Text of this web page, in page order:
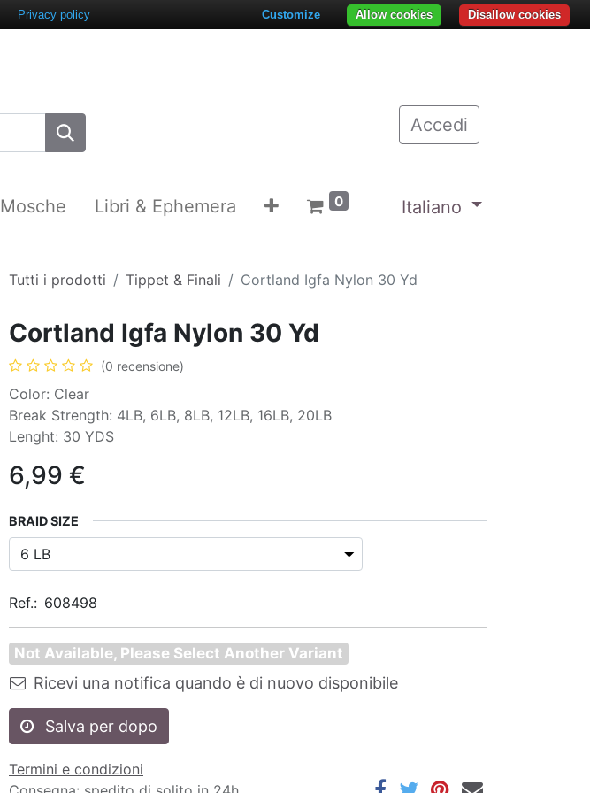
Accedi
Mosche Libri & Ephemera 0 Italiano
Tutti i prodotti Tippet & Finali Cortland Igfa Nylon 30 Yd
Cortland Igfa Nylon 30 Yd
(0 recensione)
Color: Clear
Break Strength: 4LB, 6LB, 8LB, 12LB, 16LB, 20LB
Lenght: 30 YDS
6,99 €
BRAID SIZE
Ref.: 608498
Not Available, Please Select Another Variant
Ricevi una notifica quando è di nuovo disponibile
Salva per dopo
Termini e condizioni
Privacy policy Disallow cookies
Allow cookies
Customize